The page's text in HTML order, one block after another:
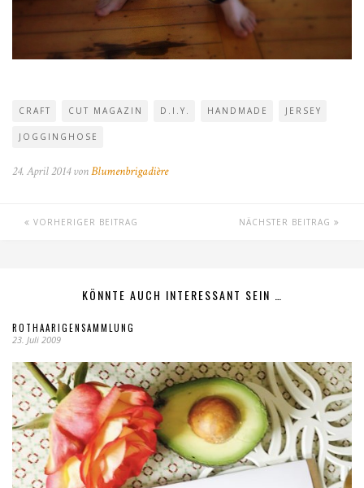
CRAFT CUT MAGAZIN D.I.Y. HANDMADE JERSEY
JOGGINGHOSE
24. April 2014 vonBlumenbrigadière
VORHERIGER BEITRAG NÄCHSTER BEITRAG
KÖNNTE AUCH INTERESSANT SEIN …
ROTHAARIGENSAMMLUNG
23. Juli 2009